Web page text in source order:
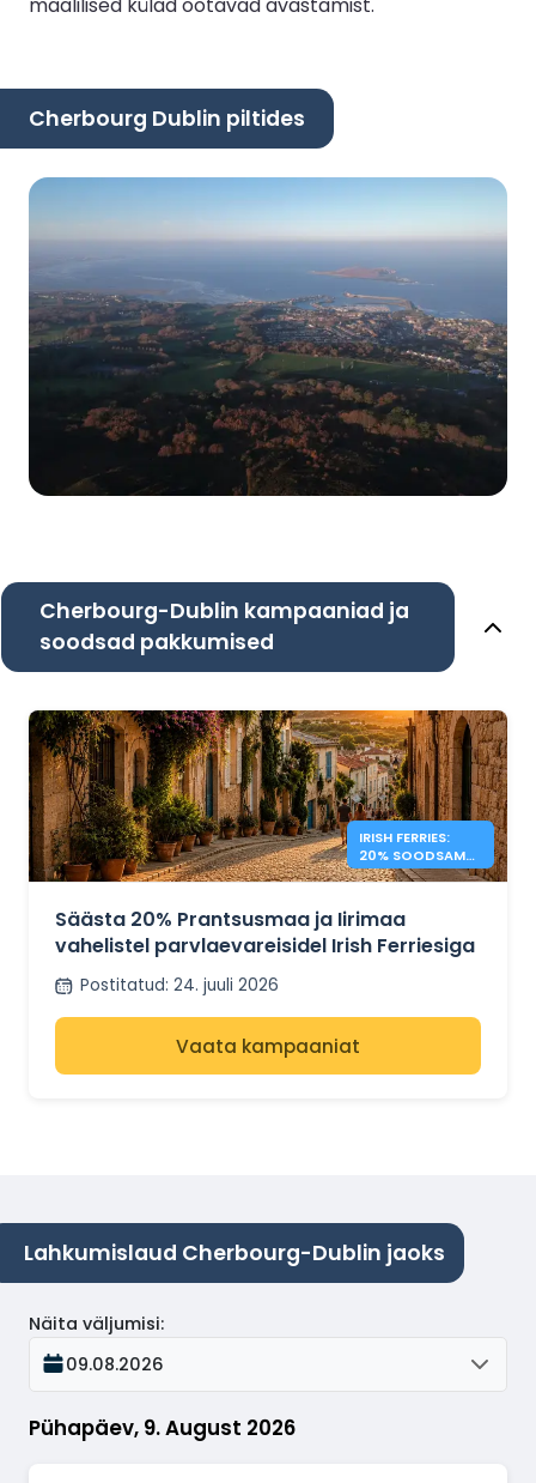
maalilised külad ootavad avastamist.
Cherbourg Dublin piltides
Cherbourg-Dublin kampaaniad ja
soodsad pakkumised
IRISH FERRIES:
20% SOODSAM
PRANTSUSMAA –
Säästa 20% Prantsusmaa ja Iirimaa
vahelistel parvlaevareisidel Irish Ferriesiga
Postitatud: 24. juuli 2026
Vaata kampaaniat
Lahkumislaud Cherbourg-Dublin jaoks
Pühapäev, 9. August 2026
Näita väljumisi:
09.08.2026